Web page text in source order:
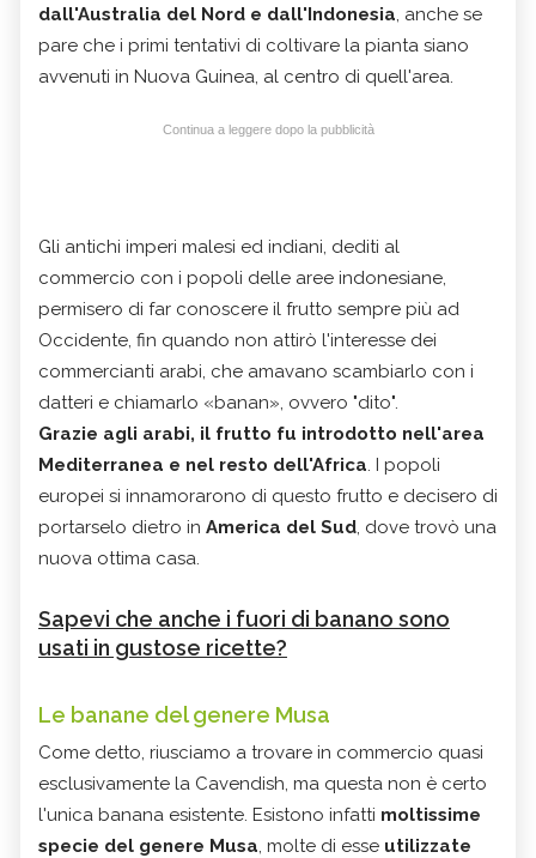
dall'Australia del Nord e dall'Indonesia, anche se
pare che i primi tentativi di coltivare la pianta siano
avvenuti in Nuova Guinea, al centro di quell'area.
Continua a leggere dopo la pubblicità
Gli antichi imperi malesi ed indiani, dediti al
commercio con i popoli delle aree indonesiane,
permisero di far conoscere il frutto sempre più ad
Occidente, fin quando non attirò l'interesse dei
commercianti arabi, che amavano scambiarlo con i
datteri e chiamarlo «banan», ovvero "dito".
Grazie agli arabi, il frutto fu introdotto nell'area
Mediterranea e nel resto dell'Africa. I popoli
europei si innamorarono di questo frutto e decisero di
portarselo dietro in America del Sud, dove trovò una
nuova ottima casa.
Sapevi che anche i fuori di banano sono
usati in gustose ricette?
Le banane del genere Musa
Come detto, riusciamo a trovare in commercio quasi
esclusivamente la Cavendish, ma questa non è certo
l'unica banana esistente. Esistono infatti moltissime
specie del genere Musa, molte di esse utilizzate